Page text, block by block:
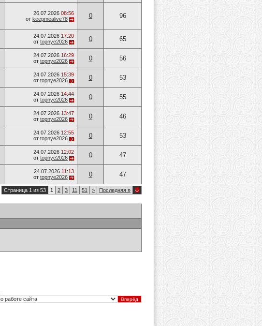
26.07.2026 08:56
от keepmealive78 0 96
24.07.2026 17:20
от topnye2026 0 65
24.07.2026 16:29
от topnye2026 0 56
24.07.2026 15:39
от topnye2026 0 53
24.07.2026 14:44
от topnye2026 0 55
24.07.2026 13:47
от topnye2026 0 46
24.07.2026 12:55
от topnye2026 0 53
24.07.2026 12:02
от topnye2026 0 47
24.07.2026 11:13
от topnye2026 0 47
Страница 1 из 53 1 2 3 11 51 > Последняя »